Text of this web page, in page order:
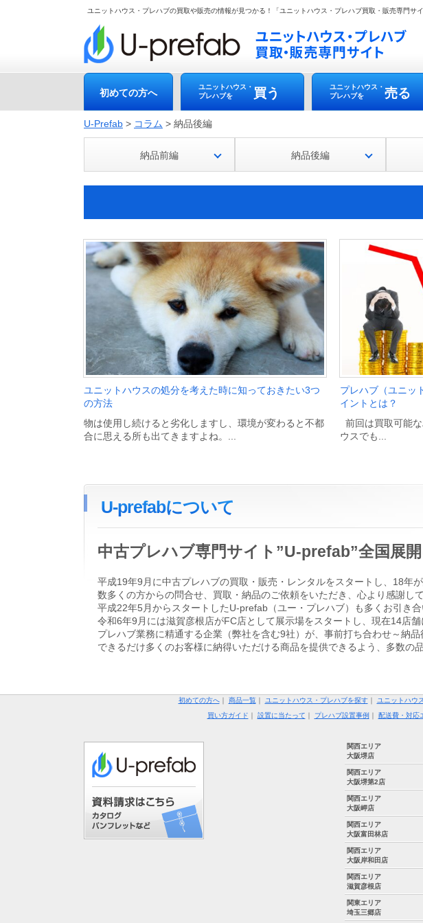
ユニットハウス・プレハブの買取や販売の情報が見つかる！「ユニットハウス・プレハブ買取・販売専門サイ
初めての方へ
ユニットハウス・
プレハブを
買う
ユニットハウス・
プレハブを
売る
U-Prefab > コラム > 納品後編
納品前編 納品後編
ユニットハウスの処分を考えた時に知っておきたい3つ
の方法
物は使用し続けると劣化しますし、環境が変わると不都
合に思える所も出てきますよね。...
プレハブ（ユニッ
イントとは？
前回は買取可能
ウスでも...
U-prefabについて
中古プレハブ専門サイト”U-prefab”全国展
平成19年9月に中古プレハブの買取・販売・レンタルをスタートし、18年が
数多くの方からの問合せ、買取・納品のご依頼をいただき、心より感謝して
平成22年5月からスタートしたU-prefab（ユー・プレハブ）も多くお引き
令和6年9月には滋賀彦根店がFC店として展示場をスタートし、現在14店舗
プレハブ業務に精通する企業（弊社を含む9社）が、事前打ち合わせ～納
できるだけ多くのお客様に納得いただける商品を提供できるよう、多数の
初めての方へ｜ 商品一覧｜ ユニットハウス・プレハブを探す｜ ユニットハウ
買い方ガイド ｜ 設置に当たって ｜ プレハブ設置事例 ｜ 配送費・対応
関西エリア
大阪堺店
関西エリア
大阪堺第2店
関西エリア
大阪岬店
関西エリア
大阪富田林店
関西エリア
大阪岸和田店
関西エリア
滋賀彦根店
関東エリア
埼玉三郷店